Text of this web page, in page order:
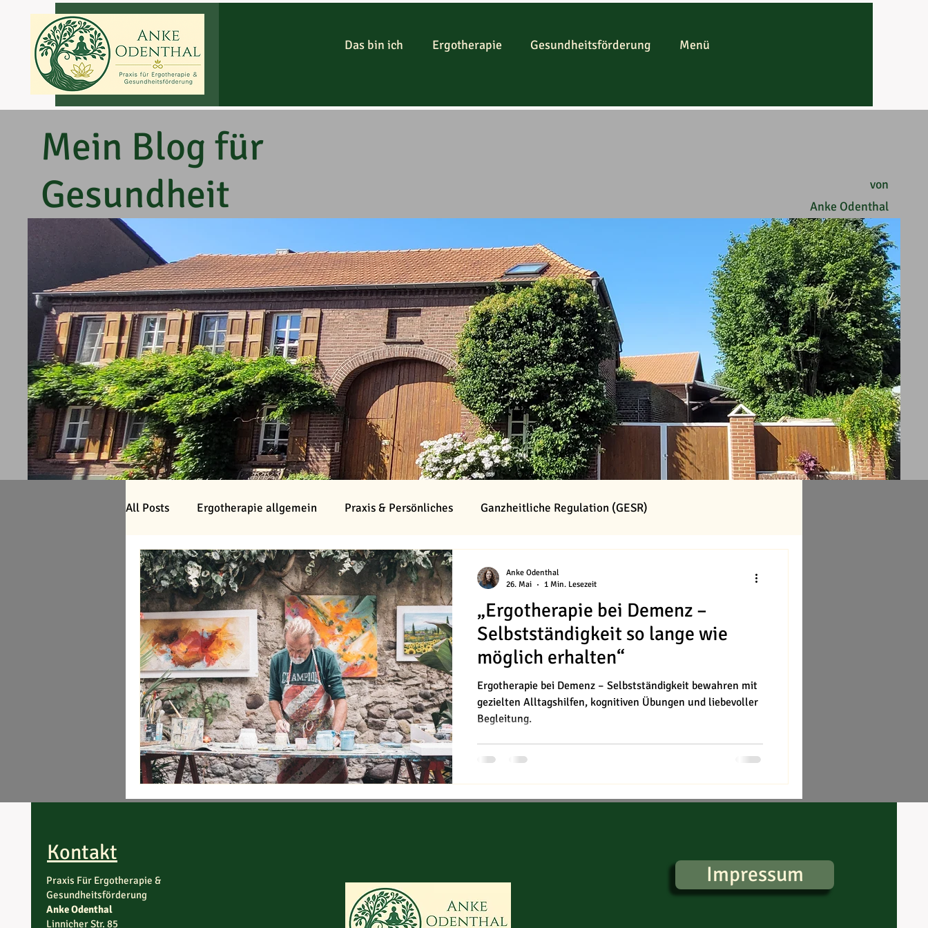
Das bin ich Ergotherapie Gesundheitsförderung Menü
Mein Blog für
Gesundheit
von
Anke Odenthal
All Posts Ergotherapie allgemein Praxis & Persönliches Ganzheitliche Regulation (GESR)
Gesund leben & Selbsthilfe
„Ergotherapie bei Demenz –
Selbstständigkeit so lange wie
möglich erhalten“
Ergotherapie bei Demenz – Selbstständigkeit bewahren mit
gezielten Alltagshilfen, kognitiven Übungen und liebevoller
Begleitung.
Anke Odenthal
26. Mai
1 Min. Lesezeit
Kontakt
Praxis Für Ergotherapie &
Gesundheitsförderung
Anke Odenthal
Linnicher Str. 85
Impressum